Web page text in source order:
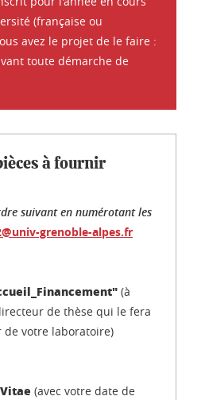
(française ou
avez le projet de le faire :
toute démarche de
à fournir
suivant en numérotant les
grenoble-alpes.fr
(à
de thèse qui le fera
votre laboratoire)
(avec votre date de